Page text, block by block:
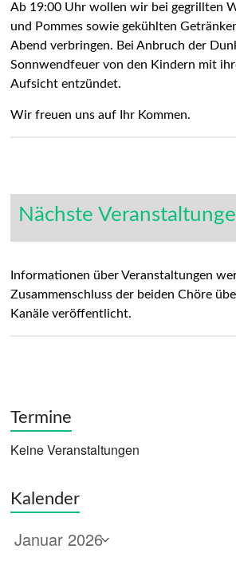
Ab 19:00 Uhr wollen wir bei gegrillten
und Pommes sowie gekühlten
Abend verbringen. Bei Anbruch der
Sonnwendfeuer von den Kindern mit
Aufsicht entzündet.
Wir freuen uns auf Ihr Kommen.
Nächste
Informationen über Veranstaltungen
Zusammenschluss der beiden Chöre
Kanäle veröffentlicht.
Termine
Keine Veranstaltungen
Kalender